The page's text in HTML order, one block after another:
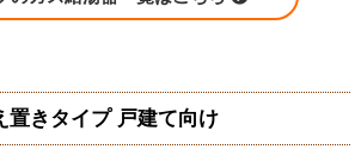
置きタイプ 戸建て向け